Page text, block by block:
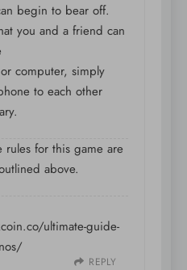
begin to bear off.
you and a friend can
computer, simply
to each other
rules for this game are
above.
ultimate-guide-
REPLY